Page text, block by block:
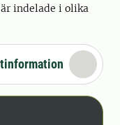
indelade i olika